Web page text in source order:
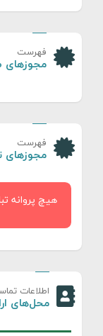
فهرست
مجوزهای
فهرست
مجوزهای
هیچ پروانه
اطلاعات
محل‌های